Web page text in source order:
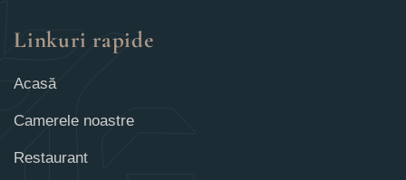
Linkuri rapide
Acasă
Camerele noastre
Restaurant